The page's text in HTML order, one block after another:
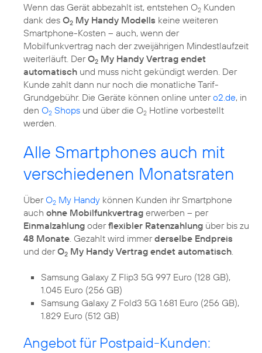
Wenn das Gerät abbezahlt ist, entstehen O2 Kunden
dank des O2 My Handy Modells keine weiteren
Smartphone-Kosten – auch, wenn der
Mobilfunkvertrag nach der zweijährigen Mindestlaufzeit
weiterläuft. DerO2 My Handy Vertrag endet
automatisch und muss nicht gekündigt werden. Der
Kunde zahlt dann nur noch die monatliche Tarif-
Grundgebühr. Die Geräte können online untero2.de, in
den O2 Shops und über die O2 Hotline vorbestellt
werden.
Alle Smartphones auch mit
verschiedenen Monatsraten
ÜberO2 My Handy können Kunden ihr Smartphone
auch ohne Mobilfunkvertrag erwerben – per
Einmalzahlung oderflexibler Ratenzahlung über bis zu
48 Monate . Gezahlt wird immerderselbe Endpreis
und derO2 My Handy Vertrag endet automatisch
Samsung Galaxy Z Flip3 5G 997 Euro (128 GB),
1.045 Euro (256 GB)
Samsung Galaxy Z Fold3 5G 1.681 Euro (256 GB),
1.829 Euro (512 GB)
Angebot für Postpaid-Kunden: